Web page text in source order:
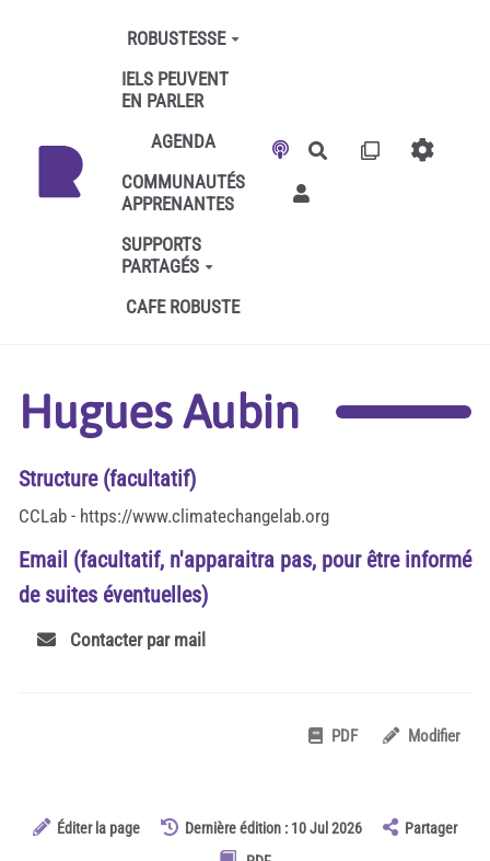
Aller au contenu principal
ROBUSTESSE
IELS PEUVENT
EN PARLER
AGENDA
COMMUNAUTÉS
APPRENANTES
SUPPORTS
PARTAGÉS
CAFE ROBUSTE
Rechercher
Hugues Aubin
Structure (facultatif)
CCLab - https://www.climatechangelab.org
Email (facultatif, n'apparaitra pas, pour être informé
de suites éventuelles)
Contacter par mail
PDF Modifier
Éditer la page Dernière édition : 10 Jul 2026
Partager